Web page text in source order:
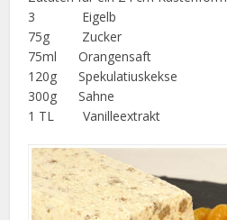
3 Eigelb
75g Zucker
75ml Orangensaft
120g Spekulatiuskekse
300g Sahne
1 TL Vanilleextrakt